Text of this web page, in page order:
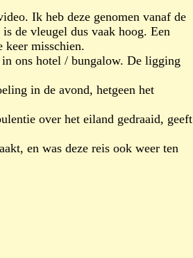
Ik heb deze genomen vanaf de
de vleugel dus vaak hoog. Een
keer misschien.
ons hotel / bungalow. De ligging
in de avond, hetgeen het
over het eiland gedraaid, geeft
en was deze reis ook weer ten